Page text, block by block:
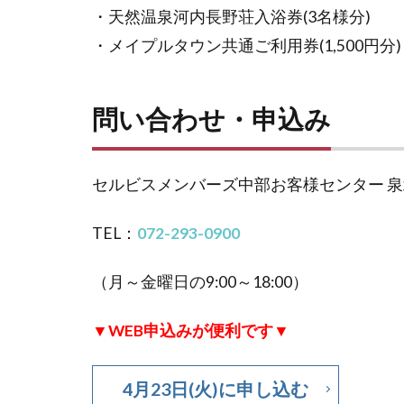
・天然温泉河内長野荘入浴券(3名様分)
・メイプルタウン共通ご利用券(1,500円分)
問い合わせ・申込み
セルビスメンバーズ中部お客様センター
TEL： 072-293-0900
（月～金曜日の9:00～18:00）
▼WEB申込みが便利です▼
4月23日(火)に申し込む